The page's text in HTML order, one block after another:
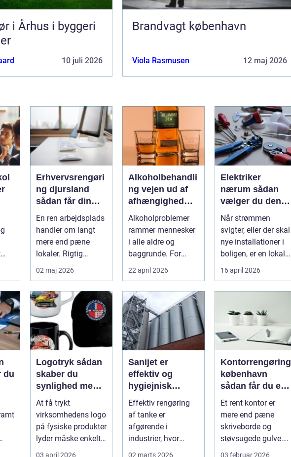
i Århus i byggeri
10 juli 2026
Brandvagt københavn
Viola Rasmusen 12 maj 2026
Erhvervsrengøri
ng djursland
sådan får din
virksomhed
mest muligt ud
af rengøringen
En ren arbejdsplads
handler om langt
mere end pæne
lokaler. Rigtig
mange
virksomheder på
Djursland o...
02 maj 2026
Alkoholbehandli
ng vejen ud af
afhængighed
med
professionel
støtte
Alkoholproblemer
rammer mennesker
i alle aldre og
baggrunde. For
mange starter det
med hyggedrik på ...
22 april 2026
Elektriker
nærum sådan
vælger du den
rette fagmand til
dine el-opgaver
Når strømmen
svigter, eller der skal
nye installationer i
boligen, er en lokal
og pålidelig
elektrik...
16 april 2026
du
Logotryk sådan
skaber du
synlighed med
simple midler
At få trykt
virksomhedens logo
på fysiske produkter
lyder måske enkelt.
Men gjort rigtigt kan
03 april 2026
Sanijet er
effektiv og
hygiejnisk
tankrensning til
krævende
industrier
Effektiv rengøring
af tanke er
afgørende i
industrier, hvor
02 marts 2026
Kontorrengøring
københavn
sådan får du et
sundt og
præsentabelt
arbejdsmiljø
Et rent kontor er
mere end pæne
skriveborde og
støvsugede gulve.
For mange
03 februar 2026